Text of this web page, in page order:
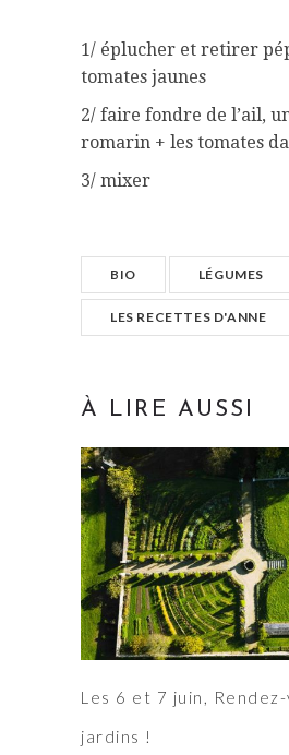
1/ éplucher et retirer
tomates jaunes
2/ faire fondre de l’ail,
romarin + les tomates
3/ mixer
BIO LÉGUMES
LES RECETTES D'ANNE
À LIRE AUSSI
Les 6 et 7 juin,
jardins !